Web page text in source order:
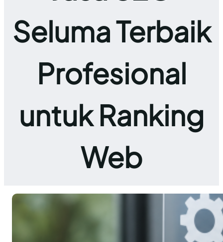
Seluma Terbaik
Profesional
untuk Ranking
Web